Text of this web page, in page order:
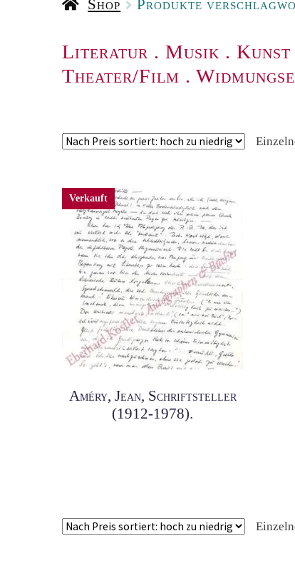
Shop Produkte
Literatur . Musik . Kunst
Theater/Film .
Verkauft
Améry, Jean, Schriftsteller
(1912-1978).